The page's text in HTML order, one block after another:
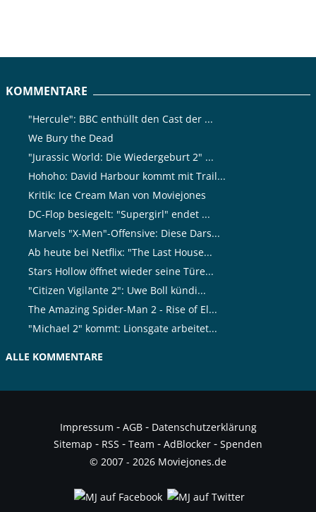
KOMMENTARE
"Hercule": BBC enthüllt den Cast der ...
We Bury the Dead
"Jurassic World: Die Wiedergeburt 2" ...
Hohoho: David Harbour kommt mit Trail...
Kritik: Ice Cream Man von Moviejones
DC-Flop besiegelt: "Supergirl" endet ...
Marvels "X-Men"-Offensive: Diese Dars...
Ab heute bei Netflix: "The Last House...
Stars Hollow öffnet wieder seine Türe...
"Citizen Vigilante 2": Uwe Boll kündi...
The Amazing Spider-Man 2 - Rise of El...
"Michael 2" kommt: Lionsgate arbeitet...
ALLE KOMMENTARE
Impressum - AGB- Datenschutzerklärung
Sitemap - RSS - Team - AdBlocker - Spenden
© 2007 - 2026 Moviejones.de